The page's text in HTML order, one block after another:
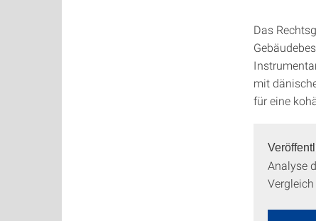
Das
mit
für eine
Analyse